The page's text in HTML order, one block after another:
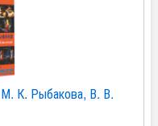
К. Рыбакова, В. В.